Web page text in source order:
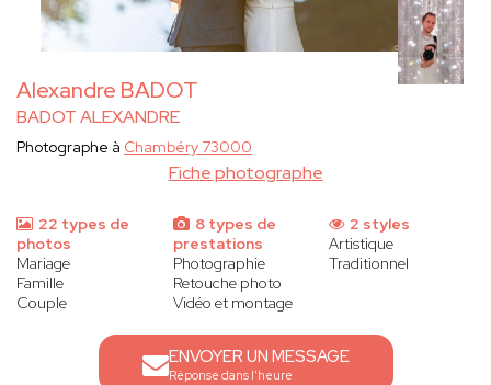
Alexandre BADOT
BADOT ALEXANDRE
Fiche photographe
Photographe à Chambéry 73000
22 types de
photos
Mariage
Famille
Couple
8 types de
prestations
Photographie
Retouche photo
Vidéo et montage
2 styles
Artistique
Traditionnel
ENVOYER UN MESSAGE
Réponse dans l'heure